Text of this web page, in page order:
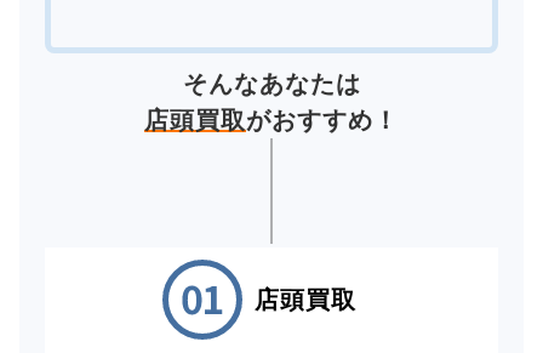
そんなあなたは
店頭買取がおすすめ！
店頭買取